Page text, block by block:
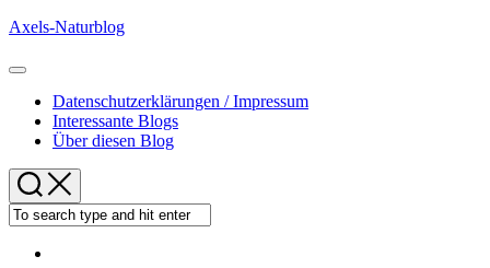
Skip
content
Axels-Naturblog
Expand
Datenschutzerklärungen / Impressum
Interessante Blogs
Über diesen Blog